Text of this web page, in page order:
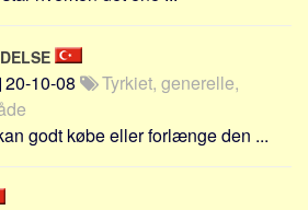
20-10-08
Tyrkiet, generelle,
godt købe eller forlænge den ...